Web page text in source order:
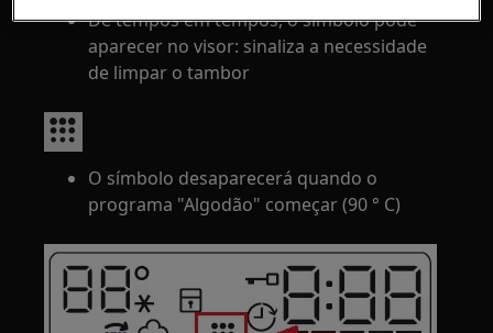
De tempos em tempos, o símbolo pode
aparecer no visor: sinaliza a necessidade
de limpar o tambor
O símbolo desaparecerá quando o
programa "Algodão" começar (90 ° C)